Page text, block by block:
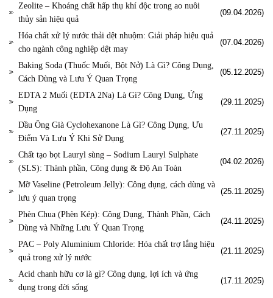
Zeolite – Khoáng chất hấp thụ khí độc trong ao nuôi
thủy sản hiệu quả
(09.04.2026)
Hóa chất xử lý nước thải dệt nhuộm: Giải pháp hiệu quả
cho ngành công nghiệp dệt may
(07.04.2026)
Baking Soda (Thuốc Muối, Bột Nở) Là Gì? Công Dụng,
Cách Dùng và Lưu Ý Quan Trọng
(05.12.2025)
EDTA 2 Muối (EDTA 2Na) Là Gì? Công Dụng, Ứng
Dụng
(29.11.2025)
Dầu Ông Già Cyclohexanone Là Gì? Công Dụng, Ưu
Điểm Và Lưu Ý Khi Sử Dụng
(27.11.2025)
Chất tạo bọt Lauryl sùng – Sodium Lauryl Sulphate
(SLS): Thành phần, Công dụng & Độ An Toàn
(04.02.2026)
Mỡ Vaseline (Petroleum Jelly): Công dụng, cách dùng và
lưu ý quan trọng
(25.11.2025)
Phèn Chua (Phèn Kép): Công Dụng, Thành Phần, Cách
Dùng và Những Lưu Ý Quan Trọng
(24.11.2025)
PAC – Poly Aluminium Chloride: Hóa chất trợ lắng hiệu
quả trong xử lý nước
(21.11.2025)
Acid chanh hữu cơ là gì? Công dụng, lợi ích và ứng
dụng trong đời sống
(17.11.2025)